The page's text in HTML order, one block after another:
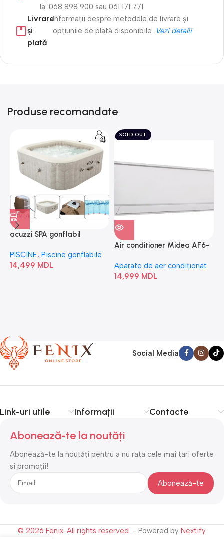
la: 068 898 900 sau 061 171 771
Livrare
și
plată
Informații despre metodele de livrare și
opțiunile de plată disponibile. Vezi detalii
Produse recomandate
acuzzi SPA gonflabil
Bubble” 28446
PISCINE, Piscine gonflabile
14,499 MDL
SOLD OUT
Air conditioner Midea AF6-
Aparate de aer condiționat
14,999 MDL
Social Media
Link-uri utile Informații Contacte
Abonează-te la noutăți
Abonează-te la noutăți pentru a nu rata cele mai tari oferte
si promoții!
© 2026 Fenix. All rights reserved. - Powered by Nextify